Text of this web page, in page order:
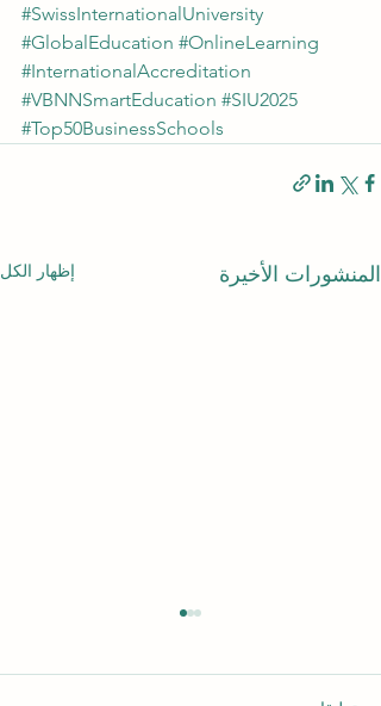
#SwissInternationalUniversity
#GlobalEducation #OnlineLearning
#InternationalAccreditation
#VBNNSmartEducation #SIU2025
#Top50BusinessSchools
المنشورات الأخيرة إظهار الكل